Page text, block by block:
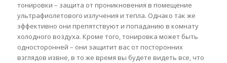
тонировки – защита от проникновения в помещение
ультрафиолетового излучения и тепла. Однако так же
эффективно они препятствуют и попаданию в комнату
холодного воздуха. Кроме того, тонировка может быть
односторонней – они защитит вас от посторонних
взглядов извне, в то же время вы будете видеть все, что